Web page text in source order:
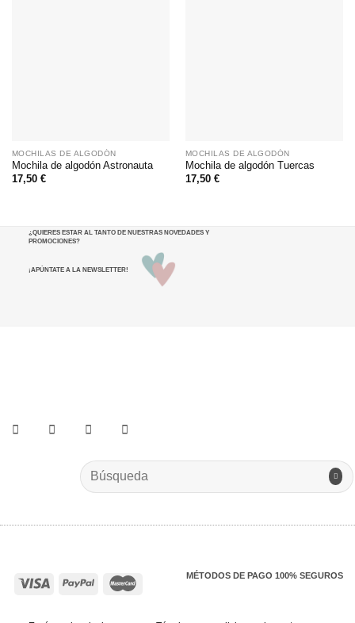
MOCHILAS DE ALGODÓN
Mochila de algodón Astronauta
17,50 €
MOCHILAS DE ALGODÓN
Mochila de algodón Tuercas
17,50 €
¿QUIERES ESTAR AL TANTO DE NUESTRAS NOVEDADES Y
PROMOCIONES?
¡APÚNTATE A LA NEWSLETTER!
Search
for:
MÉTODOS DE PAGO 100% SEGUROS